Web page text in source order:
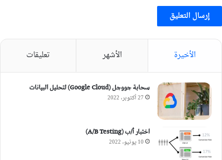
الأخيرة الأشهر تعليقات
سحابة جووجل (Google Cloud) لتحليل البيانات
27 أكتوبر، 2022
اختبار أ/ب (A/B Testing)
10 يونيو، 2022